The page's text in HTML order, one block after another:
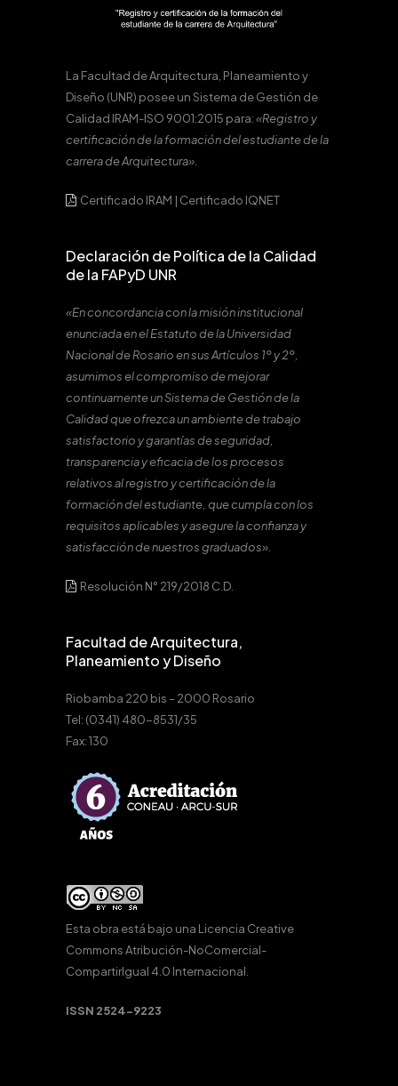
La Facultad de Arquitectura, Planeamiento y
Diseño (UNR) posee un Sistema de Gestión de
Calidad IRAM-ISO 9001:2015 para:«Registro y
certificación de la formación del estudiante de la
carrera de Arquitectura».
Certificado IRAM | Certificado IQNET
Declaración de Política de la Calidad
de la FAPyD UNR
«En concordancia con la misión institucional
enunciada en el Estatuto de la Universidad
Nacional de Rosario en sus Artículos 1º y 2º,
asumimos el compromiso de mejorar
continuamente un Sistema de Gestión de la
Calidad que ofrezca un ambiente de trabajo
satisfactorio y garantías de seguridad,
transparencia y eficacia de los procesos
relativos al registro y certificación de la
formación del estudiante, que cumpla con los
requisitos aplicables y asegure la confianza y
satisfacción de nuestros graduados».
Resolución N° 219/2018 C.D.
Facultad de Arquitectura,
Planeamiento y Diseño
Riobamba 220 bis – 2000 Rosario
Tel: (0341) 480-8531/35
Fax: 130
Esta obra está bajo una Licencia Creative
Commons Atribución-NoComercial-
CompartirIgual 4.0 Internacional.
ISSN 2524-9223